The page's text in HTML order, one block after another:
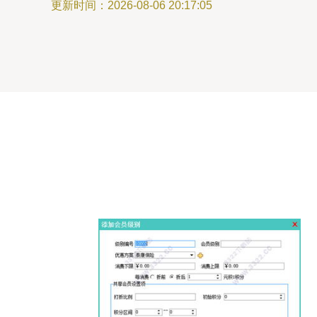
更新时间：2026-08-06 20:17:05